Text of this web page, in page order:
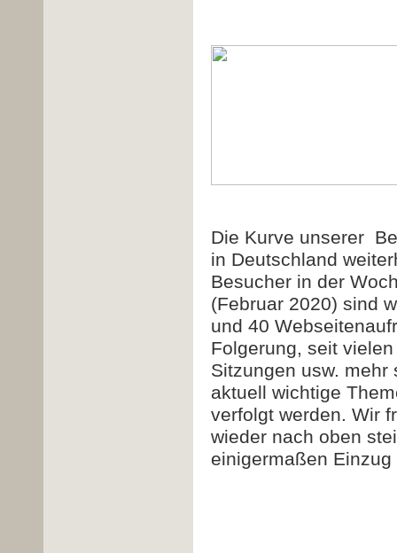
Die Kurve unserer
in Deutschland
Besucher in der
(Februar 2020) sind
und 40
Folgerung, seit
Sitzungen usw.
aktuell wichtige
verfolgt werden. Wir
wieder nach oben
einigermaßen Einzug